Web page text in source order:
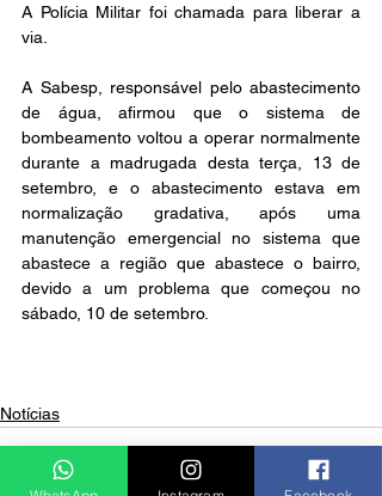
A Polícia Militar foi chamada para liberar a
via.
A Sabesp, responsável pelo abastecimento
de água, afirmou que o sistema de
bombeamento voltou a operar normalmente
durante a madrugada desta terça, 13 de
setembro, e o abastecimento estava em
normalização gradativa, após uma
manutenção emergencial no sistema que
abastece a região que abastece o bairro,
devido a um problema que começou no
sábado, 10 de setembro.
Notícias